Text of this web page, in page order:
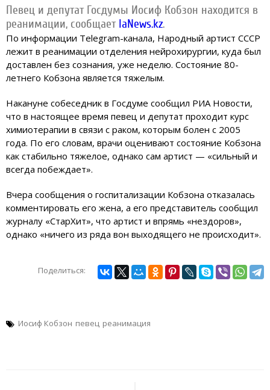
Певец и депутат Госдумы Иосиф Кобзон находится в
реанимации, сообщает IaNews.kz.
По информации Telegram-канала, Народный артист СССР
лежит в реанимации отделения нейрохирургии, куда был
доставлен без сознания, уже неделю. Состояние 80-
летнего Кобзона является тяжелым.
Накануне собеседник в Госдуме сообщил РИА Новости,
что в настоящее время певец и депутат проходит курс
химиотерапии в связи с раком, которым болен с 2005
года. По его словам, врачи оценивают состояние Кобзона
как стабильно тяжелое, однако сам артист — «сильный и
всегда побеждает».
Вчера сообщения о госпитализации Кобзона отказалась
комментировать его жена, а его представитель сообщил
журналу «СтарХит», что артист и впрямь «нездоров»,
однако «ничего из ряда вон выходящего не происходит».
Поделиться:
Иосиф Кобзон певец реанимация